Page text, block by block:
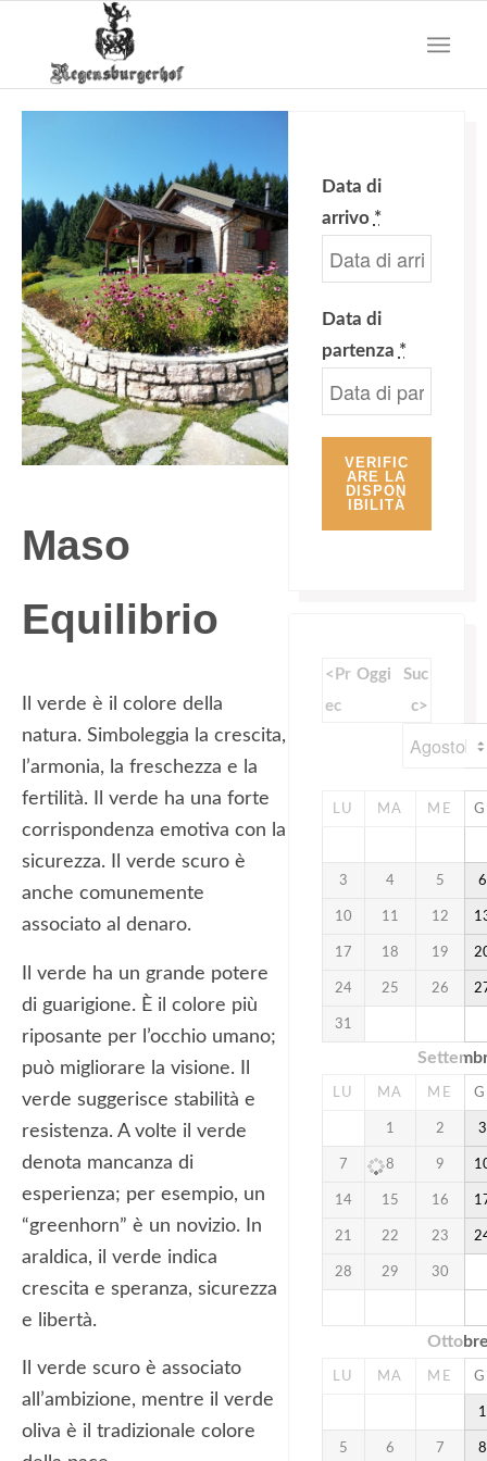
Maso
Equilibrio
Il verde è il colore della
natura. Simboleggia la crescita,
l’armonia, la freschezza e la
fertilità. Il verde ha una forte
corrispondenza emotiva con la
sicurezza. Il verde scuro è
anche comunemente
associato al denaro.
Il verde ha un grande potere
di guarigione. È il colore più
riposante per l’occhio umano;
può migliorare la visione. Il
verde suggerisce stabilità e
resistenza. A volte il verde
denota mancanza di
esperienza; per esempio, un
“greenhorn” è un novizio. In
araldica, il verde indica
crescita e speranza, sicurezza
e libertà.
Il verde scuro è associato
all’ambizione, mentre il verde
oliva è il tradizionale colore
Data di
arrivo *
Data di
partenza *
<Pr
ec
Oggi
Suc
c>
LU MA ME
3 4 5 6
10 11 12
17 18 19
24 25 26
31
LU MA ME
1 2 3
7 8 9
14 15 16
21 22 23
28 29 30
LU MA ME
1
5 6 7 8